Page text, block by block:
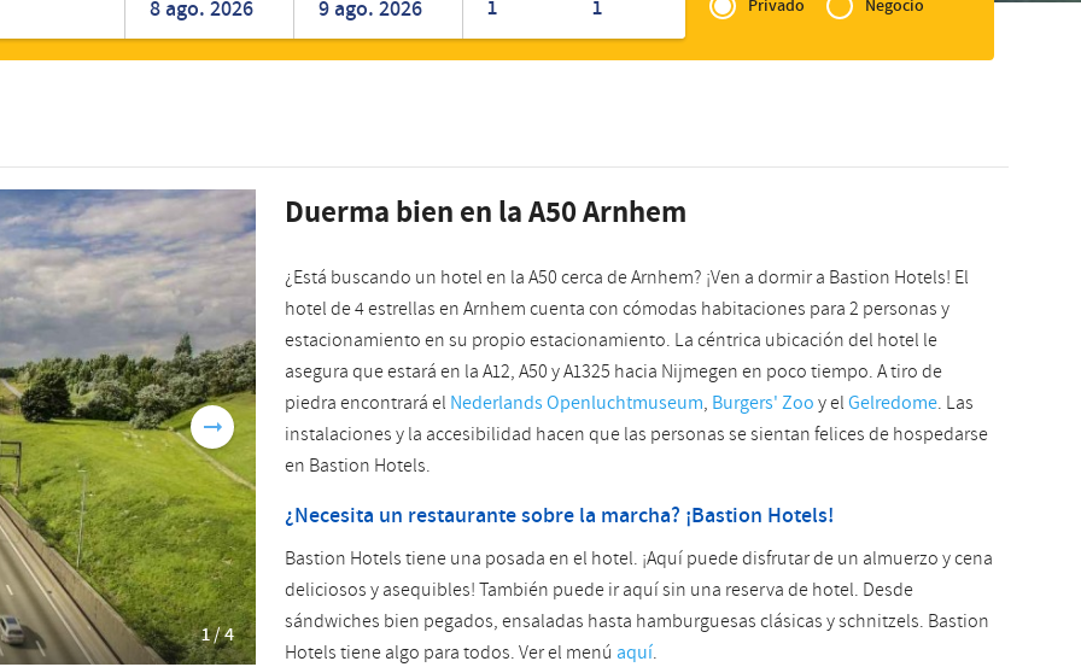
Romanian Slovak
1 1 Privado Negocio
Duerma bien en la A50 Arnhem
¿Está buscando un hotel en la A50 cerca de Arnhem? ¡Ven a dormir a Bastion Hotels! El
hotel de 4 estrellas en Arnhem cuenta con cómodas habitaciones para 2 personas y
estacionamiento en su propio estacionamiento. La céntrica ubicación del hotel le
asegura que estará en la A12, A50 y A1325 hacia Nijmegen en poco tiempo. A tiro de
piedra encontrará el Nederlands Openluchtmuseum, Burgers' Zooy elGelredome. Las
instalaciones y la accesibilidad hacen que las personas se sientan felices de hospedarse
en Bastion Hotels.
¿Necesita un restaurante sobre la marcha? ¡Bastion Hotels!
Bastion Hotels tiene una posada en el hotel. ¡Aquí puede disfrutar de un almuerzo y cena
deliciosos y asequibles! También puede ir aquí sin una reserva de hotel. Desde
sándwiches bien pegados, ensaladas hasta hamburguesas clásicas y schnitzels. Bastion
Hotels tiene algo para todos.Ver el menú aquí.
1 / 4